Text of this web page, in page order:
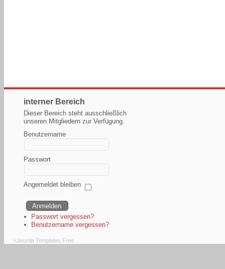
interner Bereich
Dieser Bereich steht ausschließlich
unseren Mitgliedern zur Verfügung.
Benutzername
Passwort
Angemeldet bleiben
Passwort vergessen?
Benutzername vergessen?
<Joomla Templates Free